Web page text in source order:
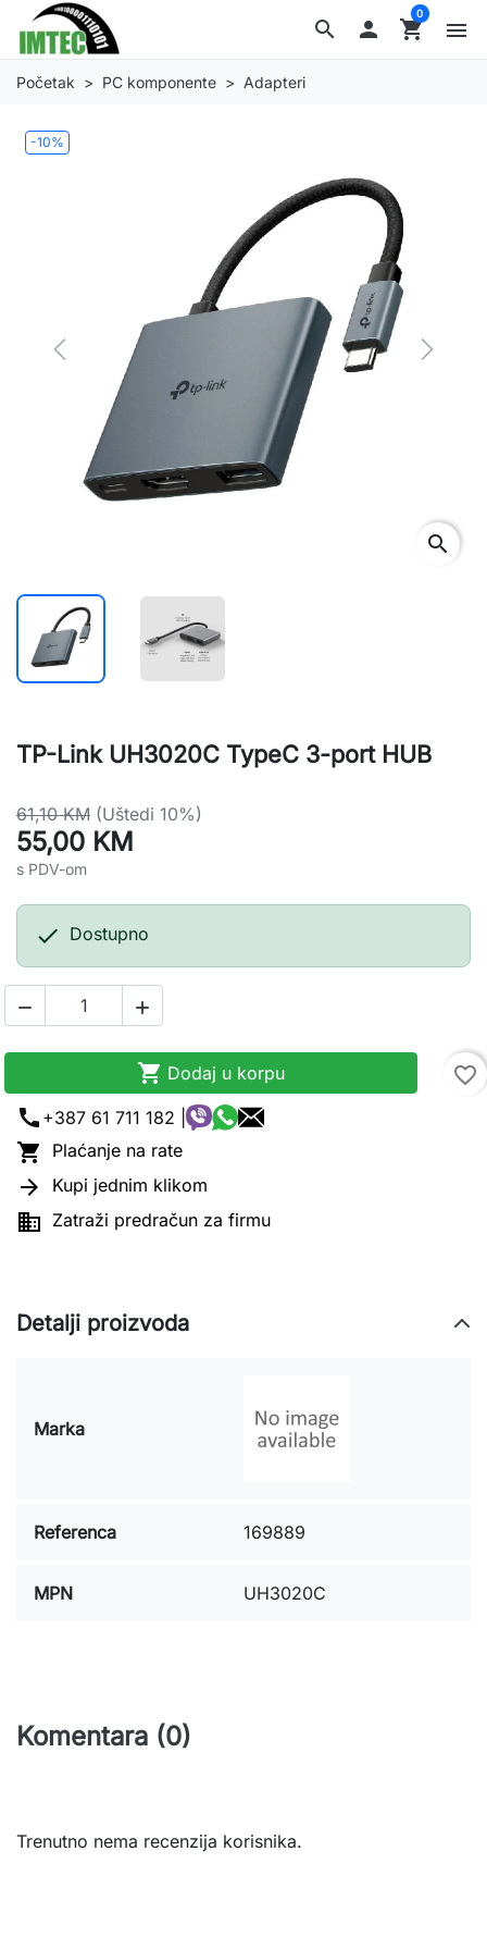
search  shopping_cart
0
menu
Početak PC komponente Adapteri
-10%
Previous Next
search
TP-Link UH3020C TypeC 3-port HUB
61,10 KM (Uštedi 10%)
55,00 KM
s PDV-om
 Dostupno
 
 Dodaj u korpu
favorite_border
call +387 61 711 182 |
 Plaćanje na rate
 Kupi jednim klikom
 Zatraži predračun za firmu
Detalji proizvoda
Marka
Referenca 169889
MPN UH3020C
Komentara (0)
Trenutno nema recenzija korisnika.